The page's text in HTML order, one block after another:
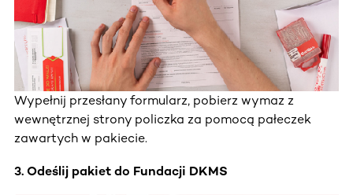
Wypełnij przesłany formularz, pobierz wymaz z
wewnętrznej strony policzka za pomocą pałeczek
zawartych w pakiecie.
3. Odeślij pakiet do Fundacji DKMS